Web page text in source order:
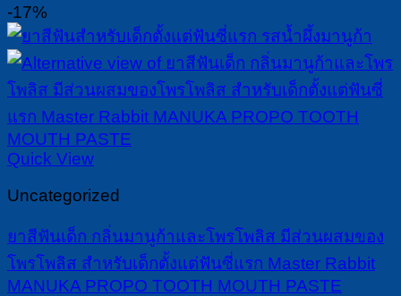
through
725฿
This
product
has
multiple
variants.
The
options
may
be
chosen
on
the
product
page
-17%
Quick View
Uncategorized
ยาสีฟันเด็ก กลิ่นมานูก้าและโพรโพลิส มีส่วนผสมของ
โพรโพลิส สำหรับเด็กตั้งแต่ฟันซี่แรก Master Rabbit
MANUKA PROPO TOOTH MOUTH PASTE